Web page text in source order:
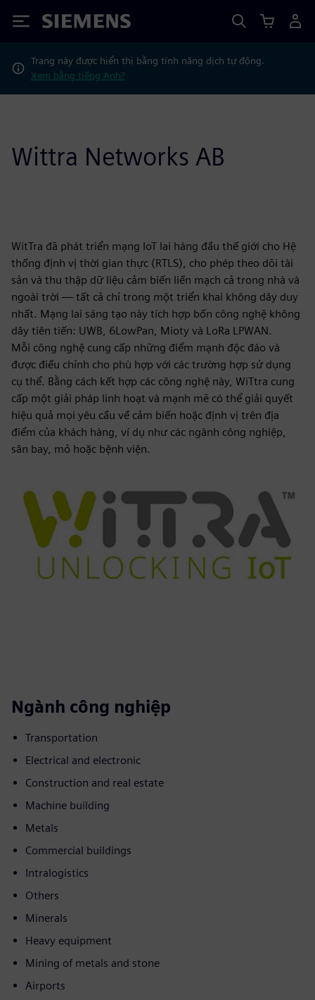
Siemens
Trang này được hiển thị bằng tính năng dịch tự động.
Xem bằng tiếng Anh?
Wittra Networks AB
WitTra đã phát triển mạng IoT lai hàng đầu thế giới cho Hệ
thống định vị thời gian thực (RTLS), cho phép theo dõi tài
sản và thu thập dữ liệu cảm biến liền mạch cả trong nhà và
ngoài trời — tất cả chỉ trong một triển khai không dây duy
nhất. Mạng lai sáng tạo này tích hợp bốn công nghệ không
dây tiên tiến: UWB, 6LowPan, Mioty và LoRa LPWAN.
Mỗi công nghệ cung cấp những điểm mạnh độc đáo và
được điều chỉnh cho phù hợp với các trường hợp sử dụng
cụ thể. Bằng cách kết hợp các công nghệ này, WiTtra cung
cấp một giải pháp linh hoạt và mạnh mẽ có thể giải quyết
hiệu quả mọi yêu cầu về cảm biến hoặc định vị trên địa
điểm của khách hàng, ví dụ như các ngành công nghiệp,
sân bay, mỏ hoặc bệnh viện.
Ngành công nghiệp
Transportation
Electrical and electronic
Construction and real estate
Machine building
Metals
Commercial buildings
Intralogistics
Others
Minerals
Heavy equipment
Mining of metals and stone
Airports